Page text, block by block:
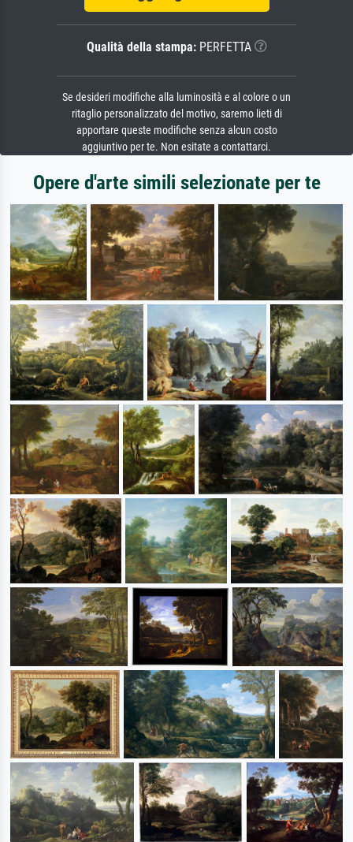
Qualità della stampa:PERFETTA
Se desideri modifiche alla luminosità e al colore o un
ritaglio personalizzato del motivo, saremo lieti di
apportare queste modifiche senza alcun costo
aggiuntivo per te. Non esitate a contattarci.
Opere d'arte simili selezionate per te